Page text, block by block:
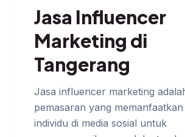
Jasa Influencer
Marketing di
Tangerang
Jasa influencer marketing
pemasaran yang
individu di media sosial untuk